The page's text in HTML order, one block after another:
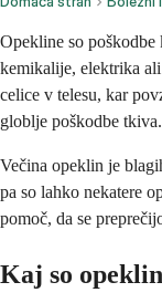
Opekline so
kemikalije, elektrika
celice v telesu, kar
globlje poškodbe tkiva.
Večina opeklin je
pa so lahko nekatere
pomoč, da se
Kaj so